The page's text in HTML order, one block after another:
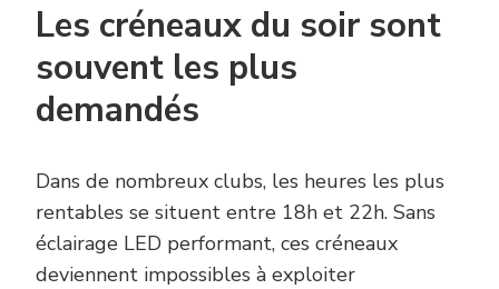
Les créneaux du soir sont
souvent les plus
demandés
Dans de nombreux clubs, les heures les plus
rentables se situent entre 18h et 22h. Sans
éclairage LED performant, ces créneaux
deviennent impossibles à exploiter